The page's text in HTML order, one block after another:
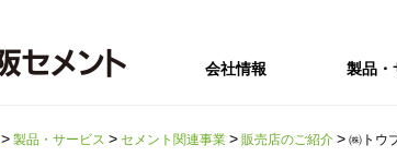
会社情報 製品・
製品・サービス セメント関連事業 販売店のご紹介 ㈱トウ